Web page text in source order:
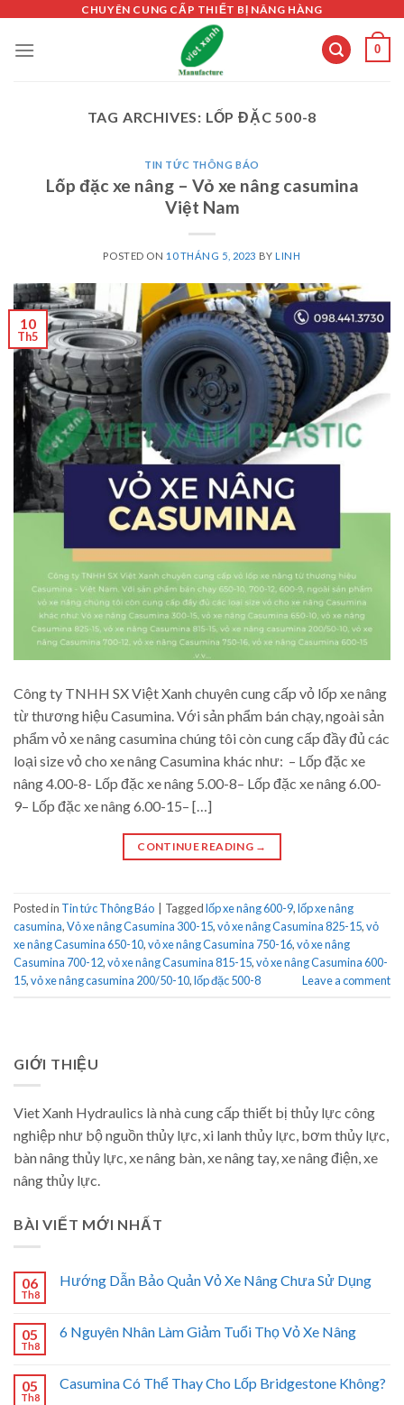
content
CHUYÊN CUNG CẤP THIẾT BỊ NÂNG HÀNG
0
TAG ARCHIVES: LỐP ĐẶC 500-8
TIN TỨC THÔNG BÁO
Lốp đặc xe nâng – Vỏ xe nâng casumina
Việt Nam
POSTED ON 10 THÁNG 5, 2023 BYLINH
10
Th5
Công ty TNHH SX Việt Xanh chuyên cung cấp vỏ lốp xe nâng
từ thương hiệu Casumina. Với sản phẩm bán chạy, ngoài sản
phẩm vỏ xe nâng casumina chúng tôi còn cung cấp đầy đủ các
loại size vỏ cho xe nâng Casumina khác như: – Lốp đặc xe
nâng 4.00-8- Lốp đặc xe nâng 5.00-8– Lốp đặc xe nâng 6.00-
9– Lốp đặc xe nâng 6.00-15– […]
CONTINUE READING →
Posted in Tin tức Thông Báo Taggedlốp xe nâng 600-9,lốp xe nâng
casumina,Vỏ xe nâng Casumina 300-15,vỏ xe nâng Casumina 825-15,vỏ
xe nâng Casumina 650-10,vỏ xe nâng Casumina 750-16,vỏ xe nâng
Casumina 700-12,vỏ xe nâng Casumina 815-15,vỏ xe nâng Casumina 600-
15,vỏ xe nâng casumina 200/50-10,lốp đặc 500-8 Leave a comment
GIỚI THIỆU
Viet Xanh Hydraulics là nhà cung cấp thiết bị thủy lực công
nghiệp như bộ nguồn thủy lực, xi lanh thủy lực, bơm thủy lực,
bàn nâng thủy lực, xe nâng bàn, xe nâng tay, xe nâng điện, xe
nâng thủy lực.
BÀI VIẾT MỚI NHẤT
06
Th8
Hướng Dẫn Bảo Quản Vỏ Xe Nâng Chưa Sử Dụng
05
Th8
6 Nguyên Nhân Làm Giảm Tuổi Thọ Vỏ Xe Nâng
05
Th8
Casumina Có Thể Thay Cho Lốp Bridgestone Không?